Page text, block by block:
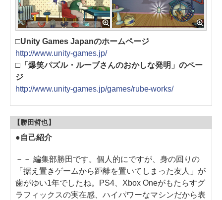
□Unity Games Japanのホームページ
http://www.unity-games.jp/
□「爆笑パズル・ルーブさんのおかしな発明」のペー
ジ
http://www.unity-games.jp/games/rube-works/
【勝田哲也】
●自己紹介
－－ 編集部勝田です。個人的にですが、身の回りの
「据え置きゲームから距離を置いてしまった友人」が
歯がゆい1年でしたね。PS4、Xbox Oneがもたらすグ
ラフィックスの実在感、ハイパワーなマシンだから表